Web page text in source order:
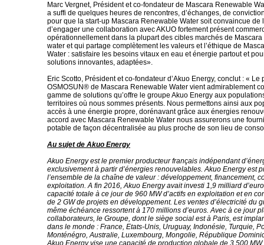
Marc Vergnet, Président et co-fondateur de Mascara Renewable
a suffi de quelques heures de rencontres, d’échanges, de
pour que la start-up Mascara Renewable Water soit convaincue de
d’engager une collaboration avec AKUO fortement présent
opérationnellement dans la plupart des cibles marchés de
water et qui partage complètement les valeurs et l’éthique de
Water : satisfaire les besoins vitaux en eau et énergie partout et
solutions innovantes, adaptées».
Eric Scotto, Président et co-fondateur d’Akuo Energy, conclut : « Le
OSMOSUN® de Mascara Renewable Water vient admirablement
gamme de solutions qu’offre le groupe Akuo Energy aux
territoires où nous sommes présents. Nous permettons ainsi aux
accès à une énergie propre, dorénavant grâce aux énergies
accord avec Mascara Renewable Water nous assurerons une
potable de façon décentralisée au plus proche de son lieu de
Au sujet de Akuo Energy
Akuo Energy est le premier producteur français indépendant
exclusivement à partir d’énergies renouvelables. Akuo Energy est
l’ensemble de la chaîne de valeur : développement, financement,
exploitation. A fin 2016, Akuo Energy avait investi 1,9 milliard
capacité totale à ce jour de 960 MW d’actifs en exploitation et en
de 2 GW de projets en développement. Les ventes d’électricité du
même échéance ressortent à 170 millions d’euros. Avec à ce jour
collaborateurs, le Groupe, dont le siège social est à Paris, est
dans le monde : France, Etats-Unis, Uruguay, Indonésie, Turquie,
Monténégro, Australie, Luxembourg, Mongolie, République
Akuo Energy vise une capacité de production globale de 3 500